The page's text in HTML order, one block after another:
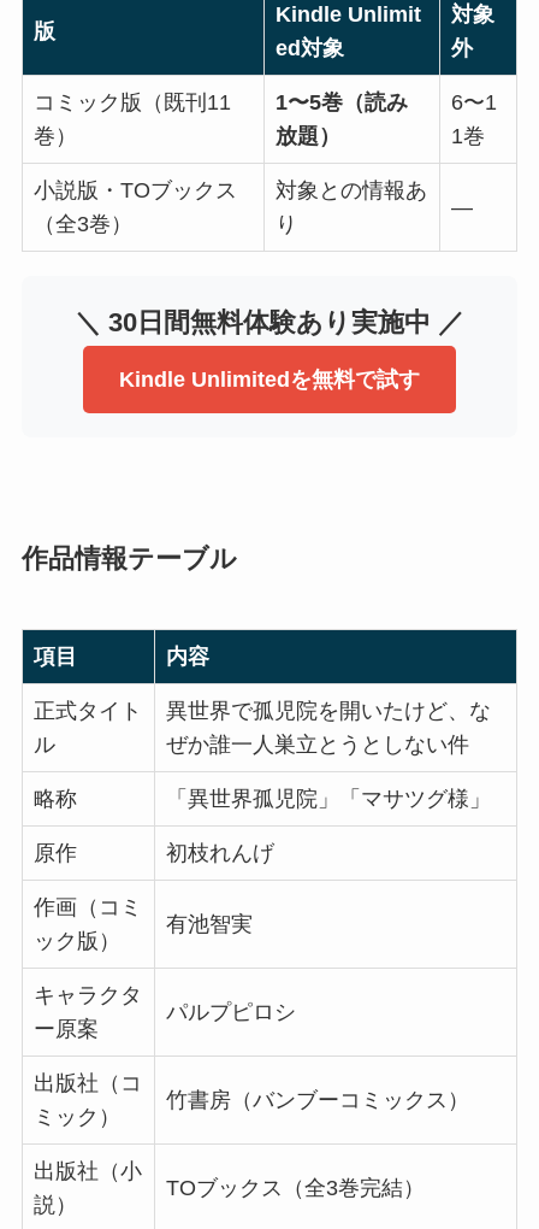
版
Kindle Unlimit
ed対象
対象
外
コミック版（既刊11
巻）
1〜5巻（読み
放題）
6〜1
1巻
小説版・TOブックス
（全3巻）
対象との情報あ
り
―
＼ 30日間無料体験あり実施中 ／
Kindle Unlimitedを無料で試す
作品情報テーブル
項目 内容
正式タイト
ル
異世界で孤児院を開いたけど、な
ぜか誰一人巣立とうとしない件
略称 「異世界孤児院」「マサツグ様」
原作 初枝れんげ
作画（コミ
ック版）
有池智実
キャラクタ
ー原案
パルプピロシ
出版社（コ
ミック）
竹書房（バンブーコミックス）
出版社（小
説）
TOブックス（全3巻完結）